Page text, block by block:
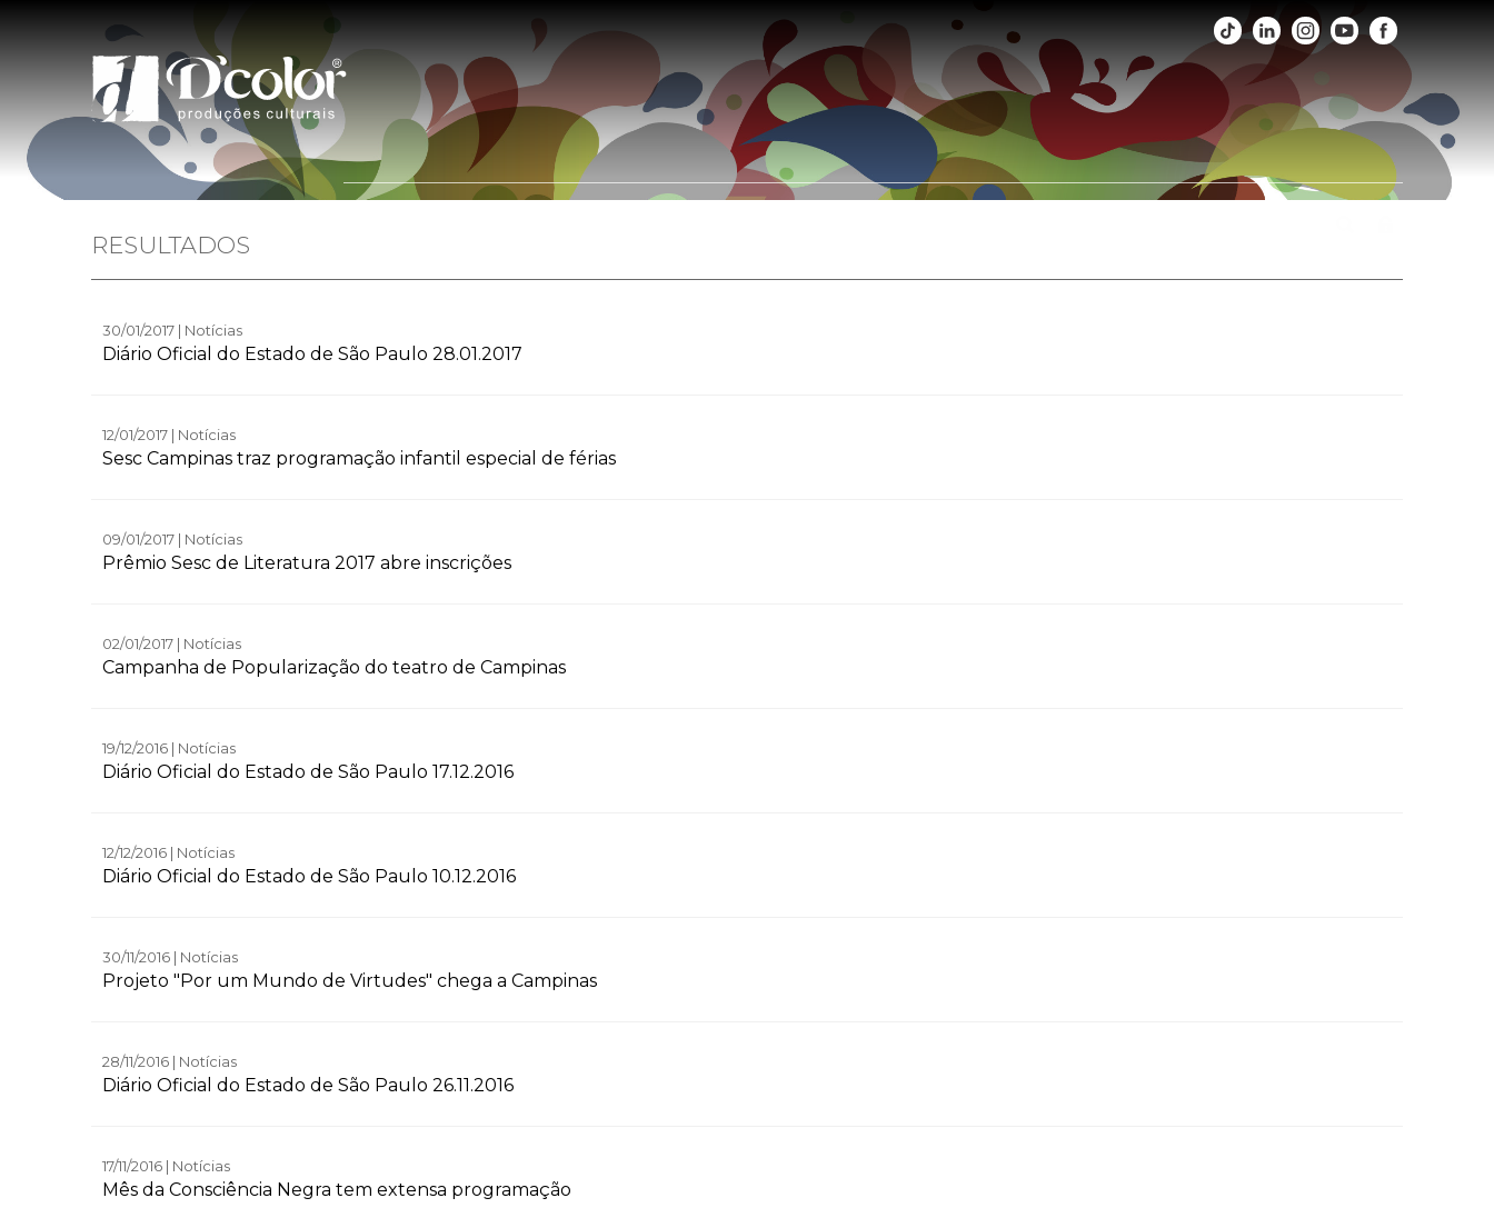
RESULTADOS
30/01/2017 | Notícias
Diário Oficial do Estado de São Paulo 28.01.2017
12/01/2017 | Notícias
Sesc Campinas traz programação infantil especial de férias
09/01/2017 | Notícias
Prêmio Sesc de Literatura 2017 abre inscrições
02/01/2017 | Notícias
Campanha de Popularização do teatro de Campinas
19/12/2016 | Notícias
Diário Oficial do Estado de São Paulo 17.12.2016
12/12/2016 | Notícias
Diário Oficial do Estado de São Paulo 10.12.2016
30/11/2016 | Notícias
Projeto "Por um Mundo de Virtudes" chega a Campinas
28/11/2016 | Notícias
Diário Oficial do Estado de São Paulo 26.11.2016
17/11/2016 | Notícias
Mês da Consciência Negra tem extensa programação